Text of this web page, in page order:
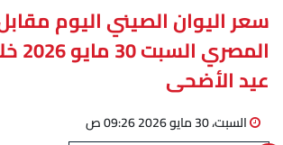
سعر اليوان الصيني اليوم
عيد الأضحى
السبت، 30 مايو 2026 09:26 ص